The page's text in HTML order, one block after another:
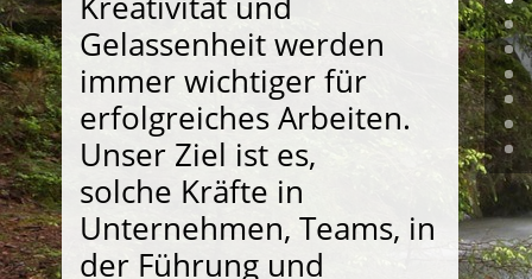
Gelassenheit werden
immer wichtiger für
erfolgreiches Arbeiten.
Unser Ziel ist es,
solche Kräfte in
Unternehmen, Teams, in
der Führung und